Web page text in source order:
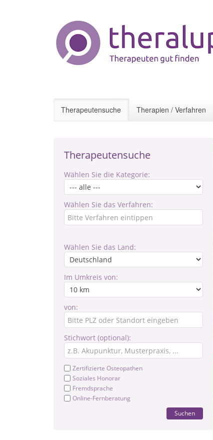
Therapeutensuche Therapien / Verfahren
Therapeutensuche
Wählen Sie die Kategorie:
Wählen Sie das Verfahren:
Wählen Sie das Land:
Im Umkreis von:
von:
Stichwort (optional):
Zertifizierte Osteopathen
Soziales Honorar
Fremdsprache
Online-Fernberatung
Suchen